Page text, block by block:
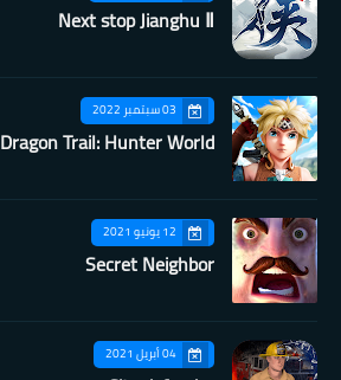
Next stop Jianghu Ⅱ
03 سبتمبر 2022
Dragon Trail: Hunter World
12 يونيو 2021
Secret Neighbor
04 أبريل 2021